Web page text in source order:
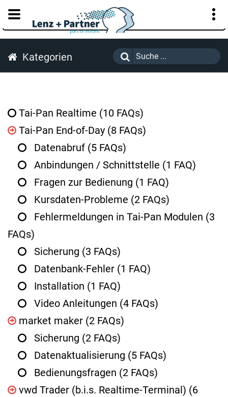
KUNDENPORTAL
Kategorien
Tai-Pan Realtime (10 FAQs)
Tai-Pan End-of-Day (8 FAQs)
Datenabruf (5 FAQs)
Anbindungen / Schnittstelle (1 FAQ)
Fragen zur Bedienung (1 FAQ)
Kursdaten-Probleme (2 FAQs)
Fehlermeldungen in Tai-Pan Modulen (3
FAQs)
Sicherung (3 FAQs)
Datenbank-Fehler (1 FAQ)
Installation (1 FAQ)
Video Anleitungen (4 FAQs)
market maker (2 FAQs)
Sicherung (2 FAQs)
Datenaktualisierung (5 FAQs)
Bedienungsfragen (2 FAQs)
vwd Trader (b.i.s. Realtime-Terminal) (6